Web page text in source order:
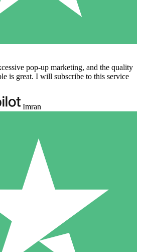
pop-up marketing, and the quality
is great. I will subscribe to this service
Imran